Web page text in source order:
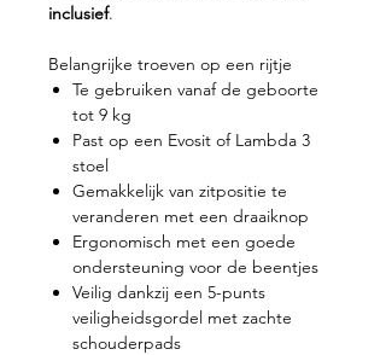
inclusief.
Belangrijke troeven op een rijtje
Te gebruiken vanaf de geboorte
tot 9 kg
Past op een Evosit of Lambda 3
stoel
Gemakkelijk van zitpositie te
veranderen met een draaiknop
Ergonomisch met een goede
ondersteuning voor de beentjes
Veilig dankzij een 5-punts
veiligheidsgordel met zachte
schouderpads